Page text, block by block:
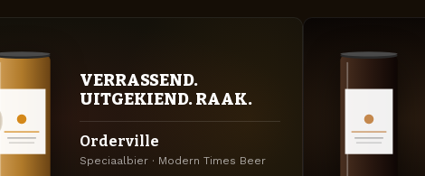
VERRASSEND.
UITGEKIEND. RAAK.
Orderville
Speciaalbier · Modern Times Beer